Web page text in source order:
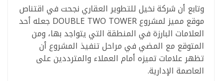
وتابع أن شركة نخيل للتطوير العقاري نجحت في اقتناص
موقع مميز لمشروع DOUBLE TWO TOWER جعله أحد
العلامات البارزة في المنطقة التي يتواجد بها، ومن
المتوقع مع المضي في مراحل تنفيذ المشروع أن
تظهر علامات تميزه أمام العملاء والمترددين على
العاصمة الإدارية.